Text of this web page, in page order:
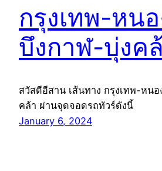
กรุงเทพ-หน
บึงกาฬ-บุ่งค
สวัสดีอีสาน เส้นทาง กรุงเทพ-หน
คล้า ผ่านจุดจอดรถทัวร์ดังนี้
January 6, 2024